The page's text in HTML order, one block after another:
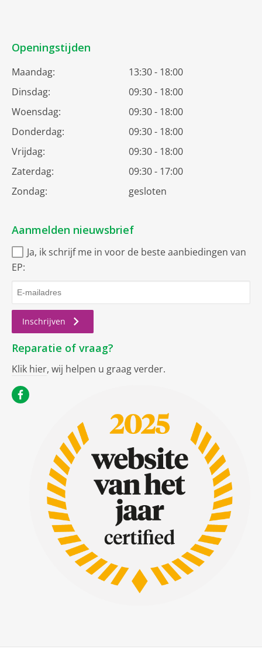
Openingstijden
Maandag:
13:30 - 18:00
Dinsdag:
09:30 - 18:00
Woensdag:
09:30 - 18:00
Donderdag:
09:30 - 18:00
Vrijdag:
09:30 - 18:00
Zaterdag:
09:30 - 17:00
Zondag:
gesloten
Aanmelden nieuwsbrief
Ja, ik schrijf me in voor de beste aanbiedingen van
EP:
Inschrijven
Reparatie of vraag?
Klik hier, wij helpen u graag verder.